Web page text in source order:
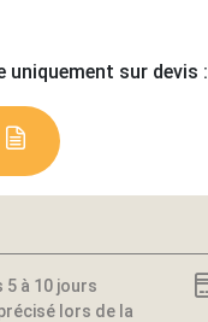
uniquement sur devis :
5 à 10 jours
lors de la